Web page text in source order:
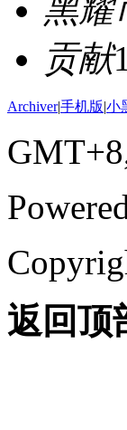
黑耀
贡献
Archiver|手机版|小
返回顶